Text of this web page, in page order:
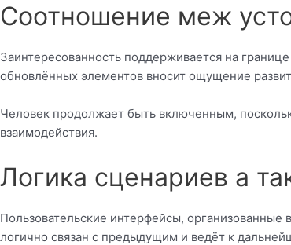
Соотношение меж
Заинтересованность поддерживается на
обновлённых элементов вносит ощущение
Человек продолжает быть включенным,
взаимодействия.
Логика сценариев а
Пользовательские интерфейсы,
логично связан с предыдущим и ведёт к